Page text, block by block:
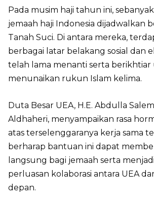
Pada musim haji tahun ini,
jemaah haji Indonesia dijadwalkan
Tanah Suci. Di antara mereka,
berbagai latar belakang sosial dan
telah lama menanti serta
menunaikan rukun Islam kelima.
Duta Besar UEA, H.E. Abdulla
Aldhaheri, menyampaikan rasa
atas terselenggaranya kerja sama
berharap bantuan ini dapat
langsung bagi jemaah serta
perluasan kolaborasi antara UEA
depan.